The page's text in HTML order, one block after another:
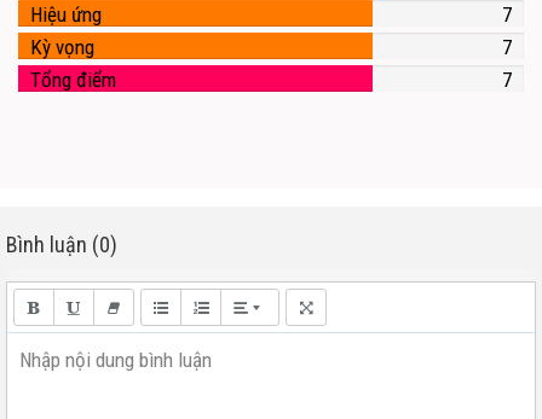
Hiệu ứng
7
Kỳ vọng
7
Tổng điểm
7
Bình luận (0)
Nhập nội dung bình luận